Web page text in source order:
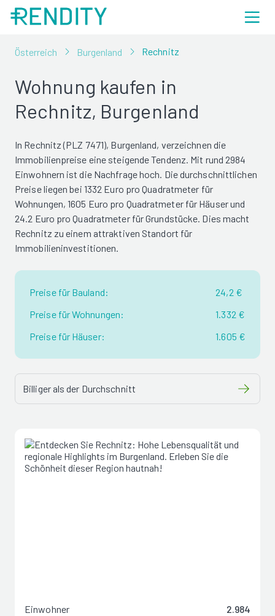
Österreich Burgenland Rechnitz
Wohnung kaufen in
Rechnitz, Burgenland
In Rechnitz (PLZ 7471), Burgenland, verzeichnen die
Immobilienpreise eine steigende Tendenz. Mit rund 2984
Einwohnern ist die Nachfrage hoch. Die durchschnittlichen
Preise liegen bei 1332 Euro pro Quadratmeter für
Wohnungen, 1605 Euro pro Quadratmeter für Häuser und
24.2 Euro pro Quadratmeter für Grundstücke. Dies macht
Rechnitz zu einem attraktiven Standort für
Immobilieninvestitionen.
Preise für Bauland:
24,2 €
Preise für Wohnungen:
1.332 €
Preise für Häuser:
1.605 €
Billiger als der Durchschnitt
Einwohner
2.984